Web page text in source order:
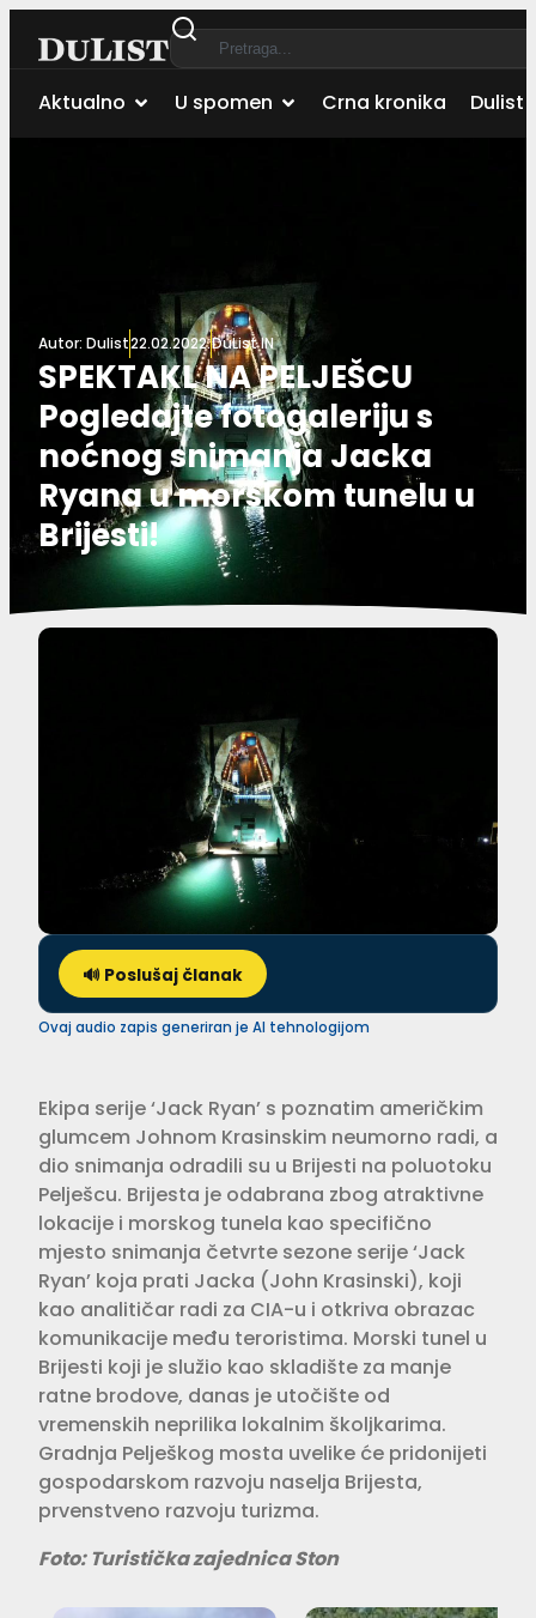
Aktualno U spomen Crna kronika Dulist
Autor: Dulist22.02.2022.DuList IN
SPEKTAKL NA PELJEŠCU
Pogledajte fotogaleriju s
noćnog snimanja Jacka
Ryana u morskom tunelu u
Brijesti!
🔊 Poslušaj članak
Ovaj audio zapis generiran je AI tehnologijom
Ekipa serije ‘Jack Ryan’ s poznatim američkim
glumcem Johnom Krasinskim neumorno radi, a
dio snimanja odradili su u Brijesti na poluotoku
Pelješcu. Brijesta je odabrana zbog atraktivne
lokacije i morskog tunela kao specifično
mjesto snimanja četvrte sezone serije ‘Jack
Ryan’ koja prati Jacka (John Krasinski), koji
kao analitičar radi za CIA-u i otkriva obrazac
komunikacije među teroristima. Morski tunel u
Brijesti koji je služio kao skladište za manje
ratne brodove, danas je utočište od
vremenskih neprilika lokalnim školjkarima.
Gradnja Pelješkog mosta uvelike će pridonijeti
gospodarskom razvoju naselja Brijesta,
prvenstveno razvoju turizma.
Foto: Turistička zajednica Ston